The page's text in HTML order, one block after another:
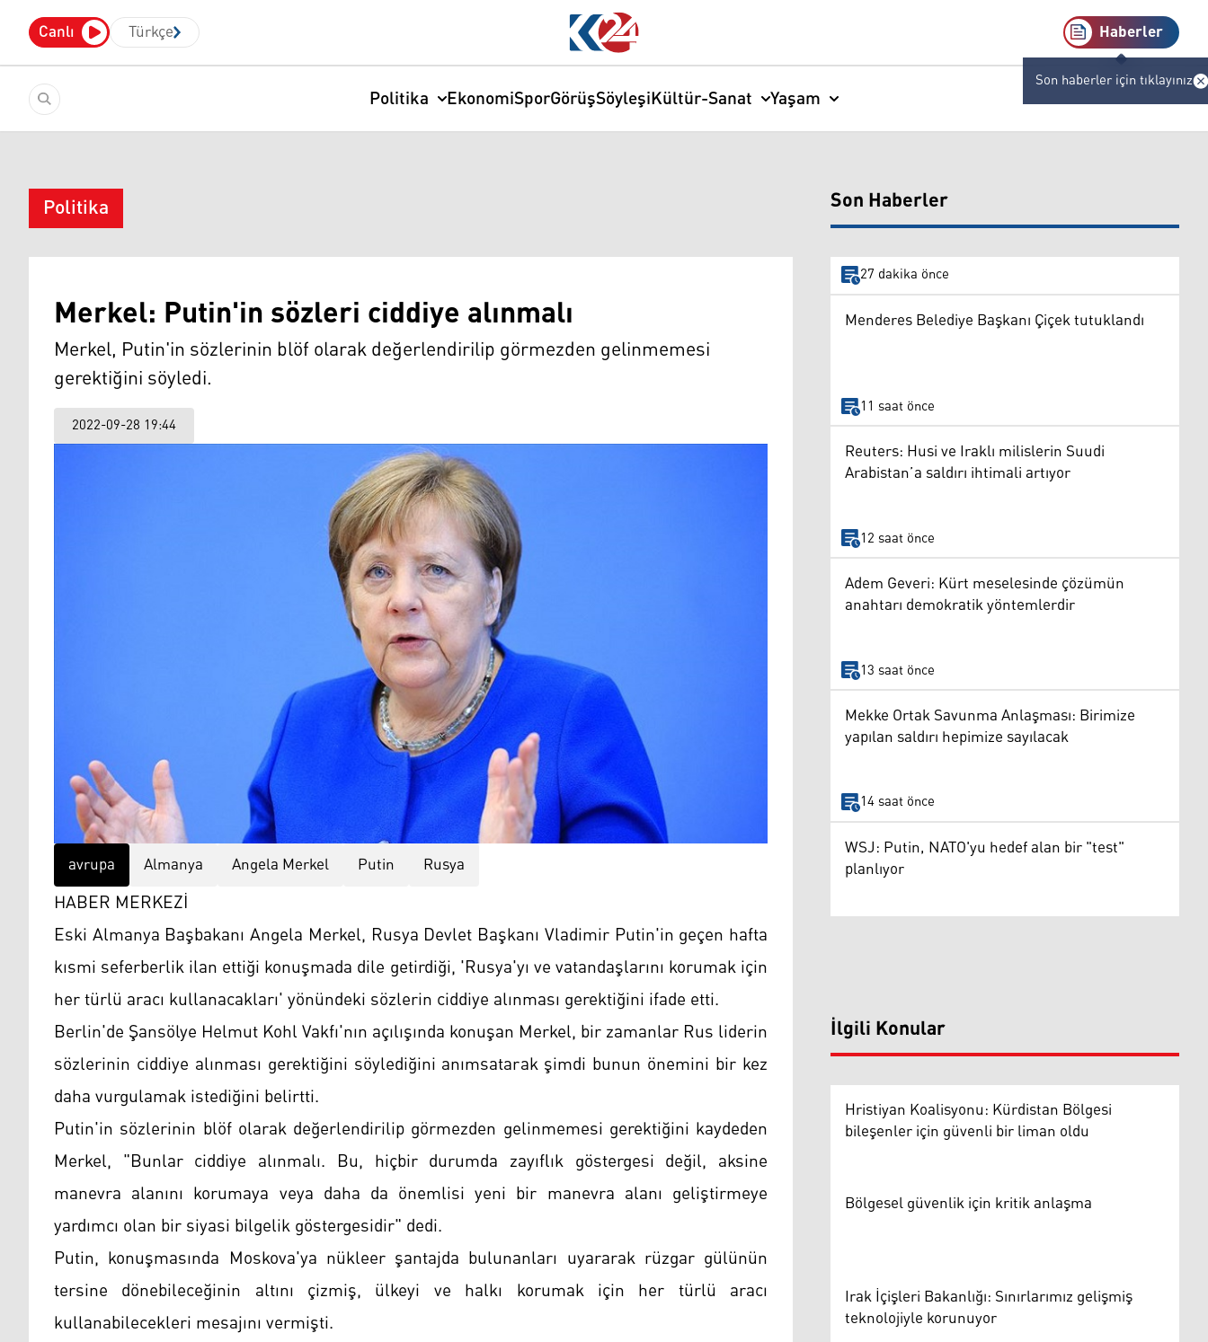
Canlı Türkçe Haberler
Son haberler için tıklayınız
Politika EkonomiSporGörüşSöyleşiKültür-Sanat Yaşam
Politika
Merkel: Putin'in sözleri ciddiye alınmalı
Merkel, Putin'in sözlerinin blöf olarak değerlendirilip görmezden gelinmemesi
gerektiğini söyledi.
2022-09-28 19:44
avrupa Almanya Angela Merkel Putin Rusya
HABER MERKEZİ
Eski Almanya Başbakanı Angela Merkel, Rusya Devlet Başkanı Vladimir Putin'in geçen hafta
kısmi seferberlik ilan ettiği konuşmada dile getirdiği, 'Rusya'yı ve vatandaşlarını korumak için
her türlü aracı kullanacakları' yönündeki sözlerin ciddiye alınması gerektiğini ifade etti.
Berlin'de Şansölye Helmut Kohl Vakfı'nın açılışında konuşan Merkel, bir zamanlar Rus liderin
sözlerinin ciddiye alınması gerektiğini söylediğini anımsatarak şimdi bunun önemini bir kez
daha vurgulamak istediğini belirtti.
Putin'in sözlerinin blöf olarak değerlendirilip görmezden gelinmemesi gerektiğini kaydeden
Merkel, "Bunlar ciddiye alınmalı. Bu, hiçbir durumda zayıflık göstergesi değil, aksine
manevra alanını korumaya veya daha da önemlisi yeni bir manevra alanı geliştirmeye
yardımcı olan bir siyasi bilgelik göstergesidir" dedi.
Putin, konuşmasında Moskova'ya nükleer şantajda bulunanları uyararak rüzgar gülünün
tersine dönebileceğinin altını çizmiş, ülkeyi ve halkı korumak için her türlü aracı
kullanabilecekleri mesajını vermişti.
Son Haberler
27 dakika önce
Menderes Belediye Başkanı Çiçek tutuklandı
11 saat önce
Reuters: Husi ve Iraklı milislerin Suudi
Arabistan’a saldırı ihtimali artıyor
12 saat önce
Adem Geveri: Kürt meselesinde çözümün
anahtarı demokratik yöntemlerdir
13 saat önce
Mekke Ortak Savunma Anlaşması: Birimize
yapılan saldırı hepimize sayılacak
14 saat önce
WSJ: Putin, NATO'yu hedef alan bir "test"
planlıyor
İlgili Konular
Hristiyan Koalisyonu: Kürdistan Bölgesi
bileşenler için güvenli bir liman oldu
Bölgesel güvenlik için kritik anlaşma
Irak İçişleri Bakanlığı: Sınırlarımız gelişmiş
teknolojiyle korunuyor